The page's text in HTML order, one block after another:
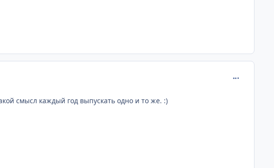
смысл каждый год выпускать одно и то же. :)